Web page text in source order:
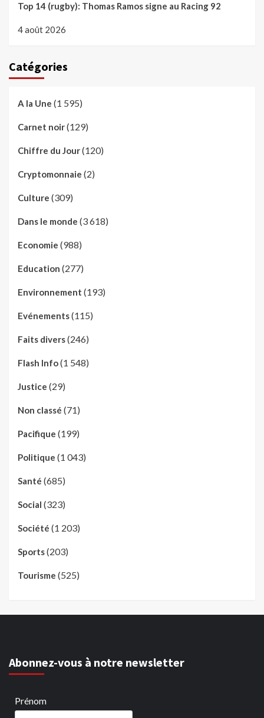
Top 14 (rugby): Thomas Ramos signe au Racing 92
4 août 2026
Catégories
A la Une (1 595)
Carnet noir(129)
Chiffre du Jour(120)
Cryptomonnaie (2)
Culture (309)
Dans le monde (3 618)
Economie (988)
Education (277)
Environnement (193)
Evénements(115)
Faits divers(246)
Flash Info(1 548)
Justice (29)
Non classé (71)
Pacifique (199)
Politique (1 043)
Santé (685)
Social (323)
Société (1 203)
Sports(203)
Tourisme (525)
Abonnez-vous à notre newsletter
Prénom